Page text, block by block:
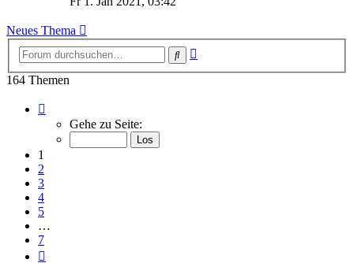
Neues Thema
Suche
164 Themen
von
Gehe zu Seite:
1
2
3
4
5
…
7